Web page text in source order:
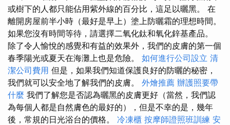
或樹下的人都只能佔用紫外線的百分比，這足以曬黑。 在
離開房屋前半小時（最好是早上）塗上防曬霜的理想時間。
如果您沒有時間等待，請選擇二氧化鈦和氧化鋅基產品。
除了令人愉悅的感覺和有益的效果外，我們的皮膚的第一個
春季陽光或夏天在海灘上也是危險。 如何進行公司設立 清
潔公司費用 但是，如果我們知道保護良好的防曬的秘密，
我們就可以安全地了解我們的皮膚。 外燴推薦 辦護照要帶
什麼 我們了解您是否認為曬黑的皮膚更好（當然，我們認
為每個人都是自然膚色的最好的），但是不幸的是，幾年
後，常規的日光浴台的價格。 冷凍櫃 按摩師證照班訓練 安